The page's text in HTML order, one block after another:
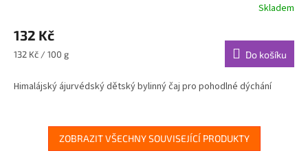
Skladem
132 Kč
Měrná
132 Kč / 100 g Do košíku
Himalájský ájurvédský dětský bylinný čaj pro pohodlné dýchání
ZOBRAZIT VŠECHNY SOUVISEJÍCÍ PRODUKTY